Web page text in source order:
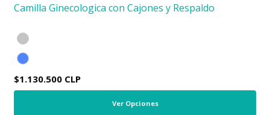
Camilla Ginecologica con Cajones y Respaldo
$1.130.500 CLP
Ver Opciones